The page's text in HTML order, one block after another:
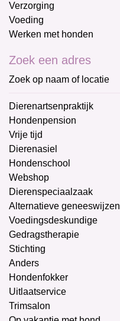
Verzorging
Voeding
Werken met honden
Zoek een adres
Zoek op naam of locatie
Dierenartsenpraktijk
Hondenpension
Vrije tijd
Dierenasiel
Hondenschool
Webshop
Dierenspeciaalzaak
Alternatieve geneeswijzen
Voedingsdeskundige
Gedragstherapie
Stichting
Anders
Hondenfokker
Uitlaatservice
Trimsalon